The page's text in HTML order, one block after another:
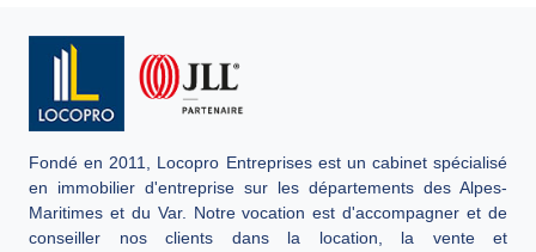
Fondé en 2011, Locopro Entreprises est un cabinet spécialisé
en immobilier d'entreprise sur les départements des Alpes-
Maritimes et du Var. Notre vocation est d'accompagner et de
conseiller nos clients dans la location, la vente et